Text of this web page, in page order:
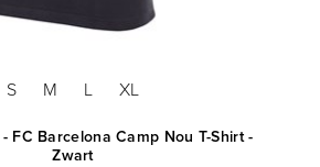
S M L XL
FC Barcelona Camp Nou T-Shirt -
Zwart